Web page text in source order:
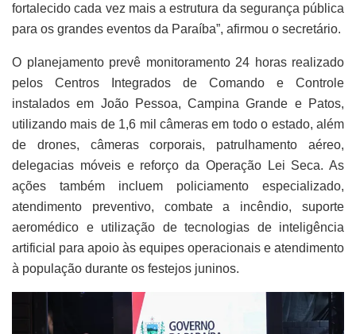
fortalecido cada vez mais a estrutura da segurança pública
para os grandes eventos da Paraíba”, afirmou o secretário.
O planejamento prevê monitoramento 24 horas realizado
pelos Centros Integrados de Comando e Controle
instalados em João Pessoa, Campina Grande e Patos,
utilizando mais de 1,6 mil câmeras em todo o estado, além
de drones, câmeras corporais, patrulhamento aéreo,
delegacias móveis e reforço da Operação Lei Seca. As
ações também incluem policiamento especializado,
atendimento preventivo, combate a incêndio, suporte
aeromédico e utilização de tecnologias de inteligência
artificial para apoio às equipes operacionais e atendimento
à população durante os festejos juninos.